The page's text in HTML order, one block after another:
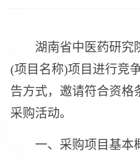
湖南省中医药研究院
(项目名称)项目进行竞
告方式，邀请符合资格
采购活动。
一、采购项目基本